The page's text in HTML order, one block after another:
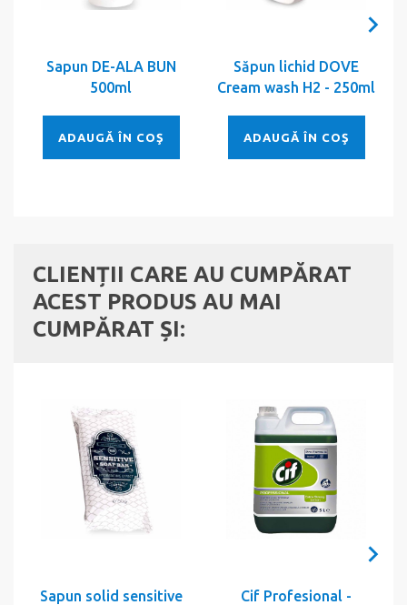
Sapun DE-ALA BUN
500ml
ADAUGĂ ÎN COŞ
Săpun lichid DOVE
Cream wash H2 - 250ml
ADAUGĂ ÎN COŞ
CLIENȚII CARE AU CUMPĂRAT
ACEST PRODUS AU MAI
CUMPĂRAT ȘI:
Sapun solid sensitive
Cif Profesional -